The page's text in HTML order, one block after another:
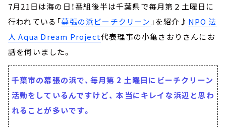
7月21日は海の日！番組後半は千葉県で毎月第２土曜日に
行われている「幕張の浜ビーチクリーン 」を紹介♪ NPO 法
人 Aqua Dream Project代表理事の小亀さおりさんにお
話を伺いました。
千葉市の幕張の浜で、毎月第 2 土曜日にビーチクリーン
活動をしているんですけど、 本当にキレイな浜辺と思わ
れることが多いです。